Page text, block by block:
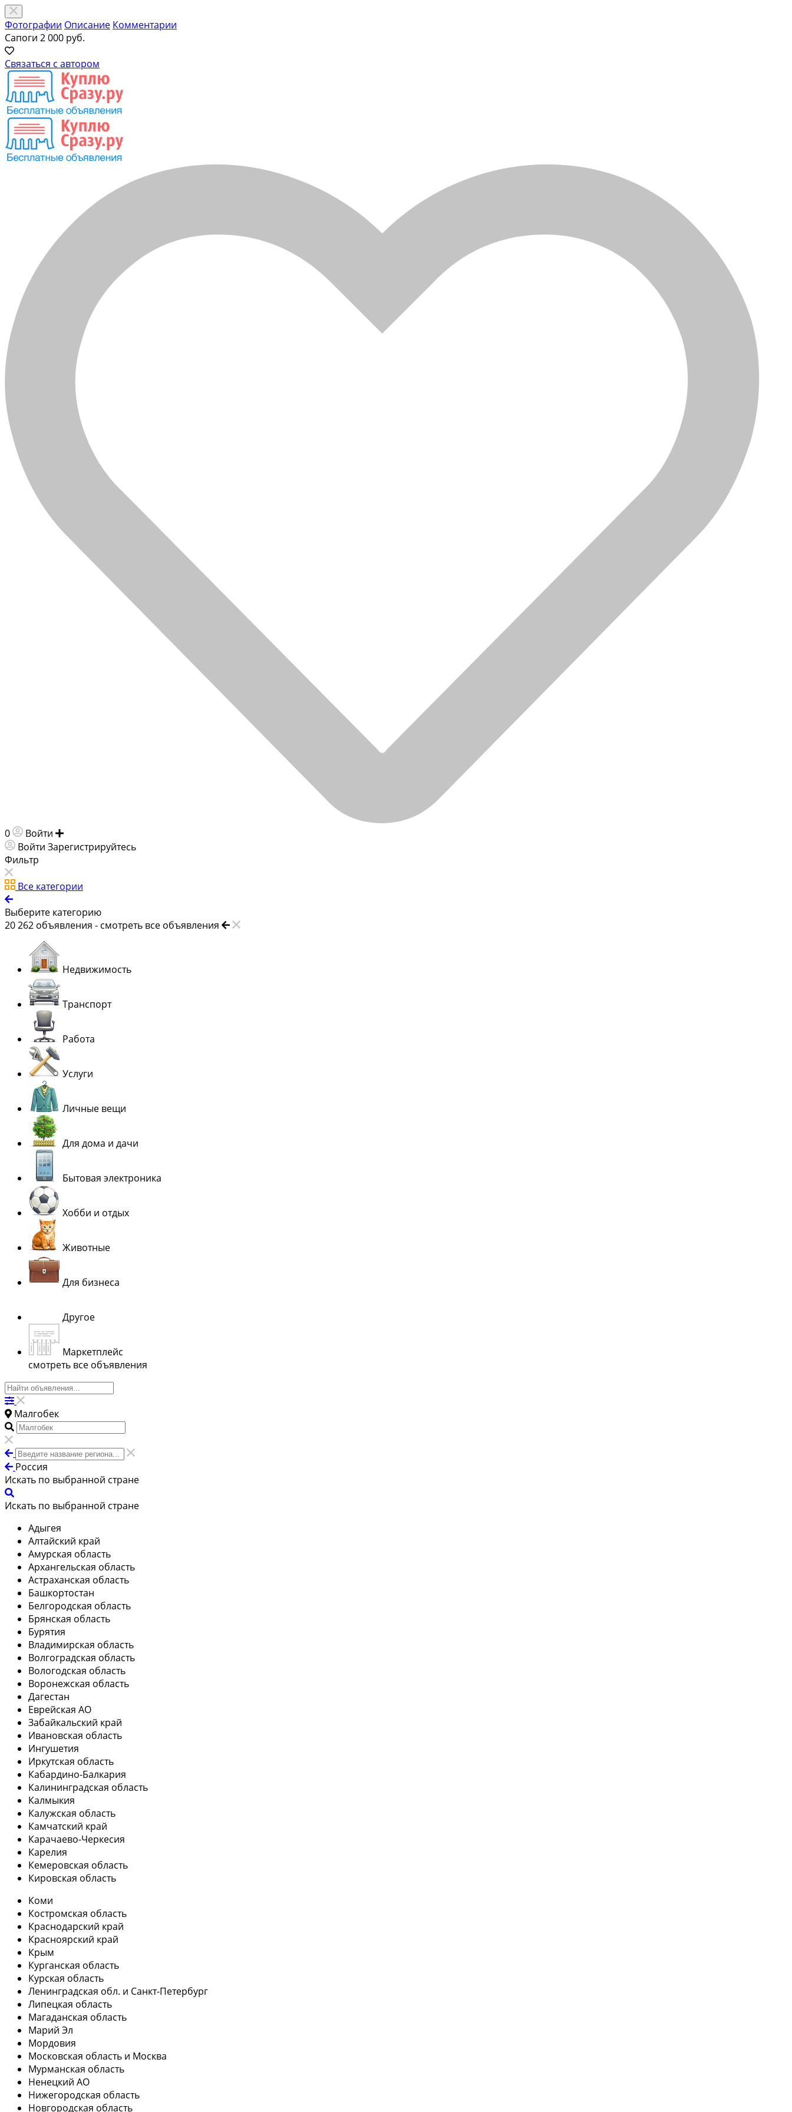
Фотографии Описание Комментарии
Сапоги 2 000 руб.
Связаться с автором
0 Войти
Войти Зарегистрируйтесь
Фильтр
Все категории
Выберите категорию
20 262 объявления - смотреть все объявления
Недвижимость
Транспорт
Работа
Услуги
Личные вещи
Для дома и дачи
Бытовая электроника
Хобби и отдых
Животные
Для бизнеса
Другое
Маркетплейс
смотреть все объявления
Малгобек
Россия
Искать по выбранной стране
Искать по выбранной стране
Адыгея
Алтайский край
Амурская область
Архангельская область
Астраханская область
Башкортостан
Белгородская область
Брянская область
Бурятия
Владимирская область
Волгоградская область
Вологодская область
Воронежская область
Дагестан
Еврейская АО
Забайкальский край
Ивановская область
Ингушетия
Иркутская область
Кабардино-Балкария
Калининградская область
Калмыкия
Калужская область
Камчатский край
Карачаево-Черкесия
Карелия
Кемеровская область
Кировская область
Коми
Костромская область
Краснодарский край
Красноярский край
Крым
Курганская область
Курская область
Ленинградская обл. и Санкт-Петербург
Липецкая область
Магаданская область
Марий Эл
Мордовия
Московская область и Москва
Мурманская область
Ненецкий АО
Нижегородская область
Новгородская область